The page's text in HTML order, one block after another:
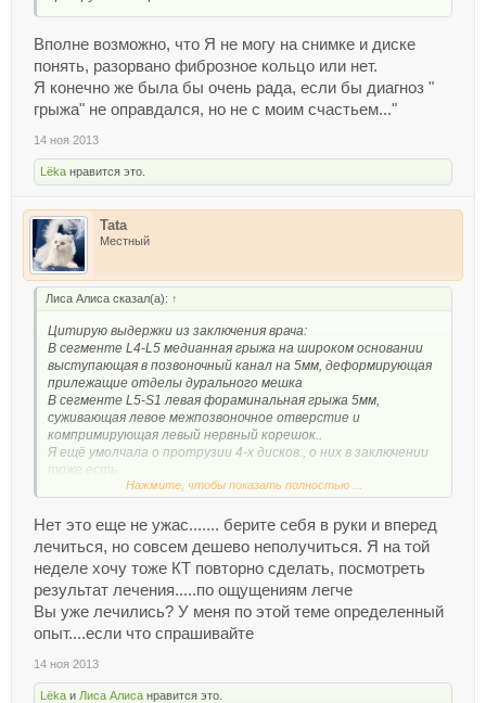
Вполне возможно, что Я не могу на снимке и диске
понять, разорвано фиброзное кольцо или нет.
Я конечно же была бы очень рада, если бы диагноз "
грыжа" не оправдался, но не с моим счастьем..."
14 ноя 2013
Lёka нравится это.
Tata
Местный
Лиса Алиса сказал(а): ↑
Цитирую выдержки из заключения врача:
В сегменте L4-L5 медианная грыжа на широком основании
выступающая в позвоночный канал на 5мм, деформирующая
прилежащие отделы дурального мешка
В сегменте L5-S1 левая фораминальная грыжа 5мм,
суживающая левое межпозвоночное отверстие и
компримирующая левый нервный корешок..
Я ещё умолчала о протрузии 4-х дисков., о них в заключении
тоже есть.
Просто фильм ужасов какой-то.
Нажмите, чтобы показать полностью ...
Нет это еще не ужас....... берите себя в руки и вперед
лечиться, но совсем дешево неполучиться. Я на той
неделе хочу тоже КТ повторно сделать, посмотреть
результат лечения.....по ощущениям легче
Вы уже лечились? У меня по этой теме определенный
опыт....если что спрашивайте
14 ноя 2013
Lёka и Лиса Алиса нравится это.